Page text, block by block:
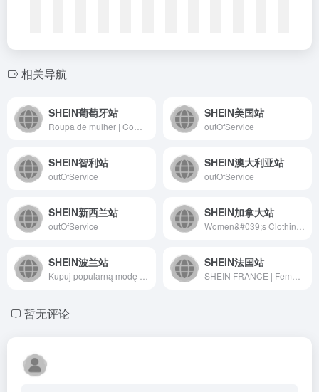
相关导航
SHEIN葡萄牙站 SHEIN美国站
outOfService
SHEIN智利站
outOfService
SHEIN澳大利亚站
outOfService
SHEIN新西兰站
outOfService
SHEIN加拿大站
SHEIN波兰站 SHEIN法国站
暂无评论